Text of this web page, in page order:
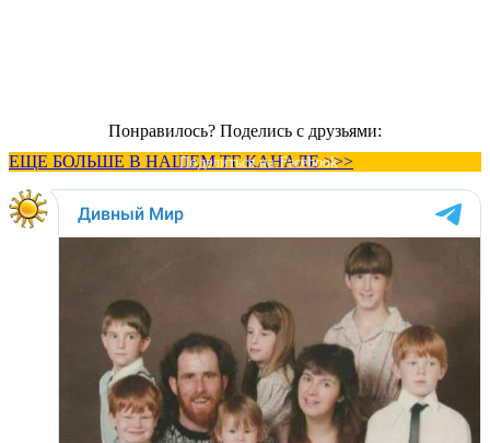
Понравилось? Поделись с друзьями:
ЕЩЕ БОЛЬШЕ В НАШЕМ ТГ КАНАЛЕ >>>